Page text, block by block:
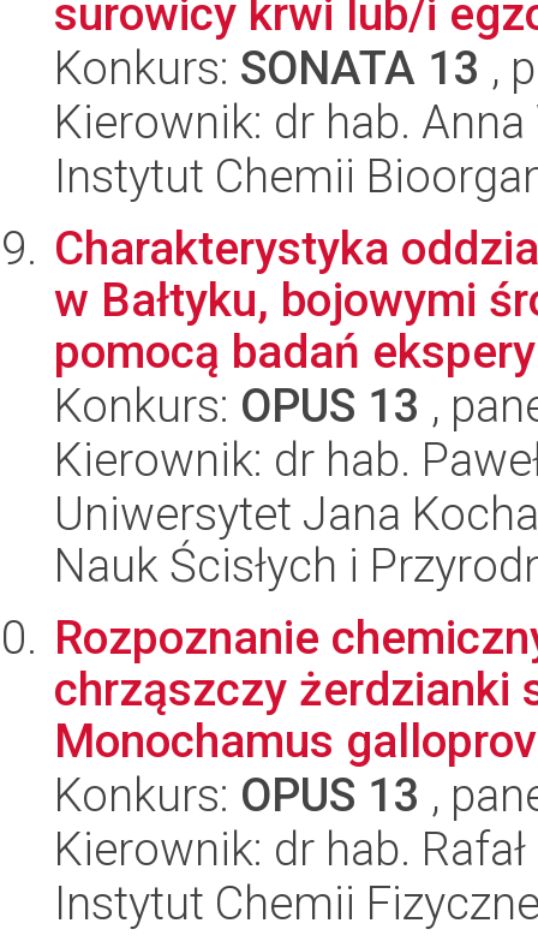
surowicy krwi lub/i
Konkurs: SONATA 13 ,
Kierownik: dr hab.
Instytut Chemii
Charakterystyka
w Bałtyku, bojowymi
pomocą badań
Konkurs: OPUS 13 ,
Kierownik: dr hab.
Uniwersytet Jana
Nauk Ścisłych i
Rozpoznanie
chrząszczy żerdzianki
Monochamus
Konkurs: OPUS 13 ,
Kierownik: dr hab.
Instytut Chemii